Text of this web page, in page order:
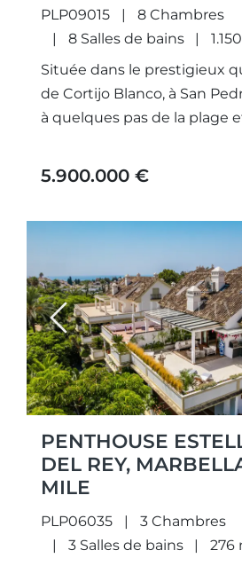
PLP09015
8 Chambres
8 Salles de bains
Située dans le prestigieux
de Cortijo Blanco, à San
à quelques pas de la plage
exceptionnelle...
5.900.000 €
Previous
PENTHOUSE
DEL REY,
MILE
PLP06035
3 Chambres
3 Salles de bains
276